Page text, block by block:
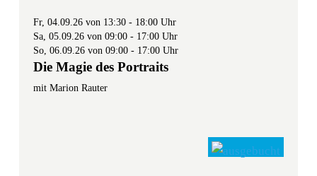
Fr, 04.09.26 von 13:30 - 18:00 Uhr
Sa, 05.09.26 von 09:00 - 17:00 Uhr
So, 06.09.26 von 09:00 - 17:00 Uhr
Die Magie des Portraits
mit Marion Rauter